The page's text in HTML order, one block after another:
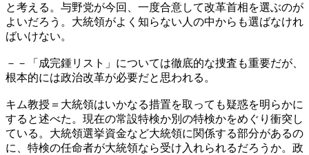
と考える。与野党が今回、一度合意して改革首相を選ぶのが
よいだろう。大統領がよく知らない人の中からも選ばなけれ
ばいけない。
－－「成完鍾リスト」については徹底的な捜査も重要だが、
根本的には政治改革が必要だと思われる。
キム教授＝大統領はいかなる措置を取っても疑惑を明らかに
すると述べた。現在の常設特検か別の特検かをめぐり衝突し
ている。大統領選挙資金など大統領に関係する部分があるの
に、特検の任命者が大統領なら受け入れられるだろうか。政